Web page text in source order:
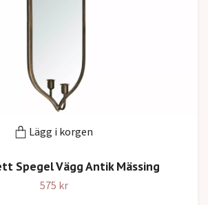
Lägg i korgen
Spegel Vägg Antik Mässing
575 kr